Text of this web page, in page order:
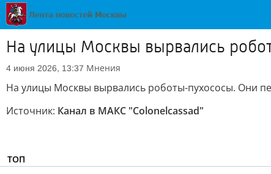
На улицы Москвы вырвались
4 июня 2026, 13:37 Мнения
На улицы Москвы вырвались роботы-пухососы. Они
Источник: Канал в МАКС "Colonelcassad"
ТОП